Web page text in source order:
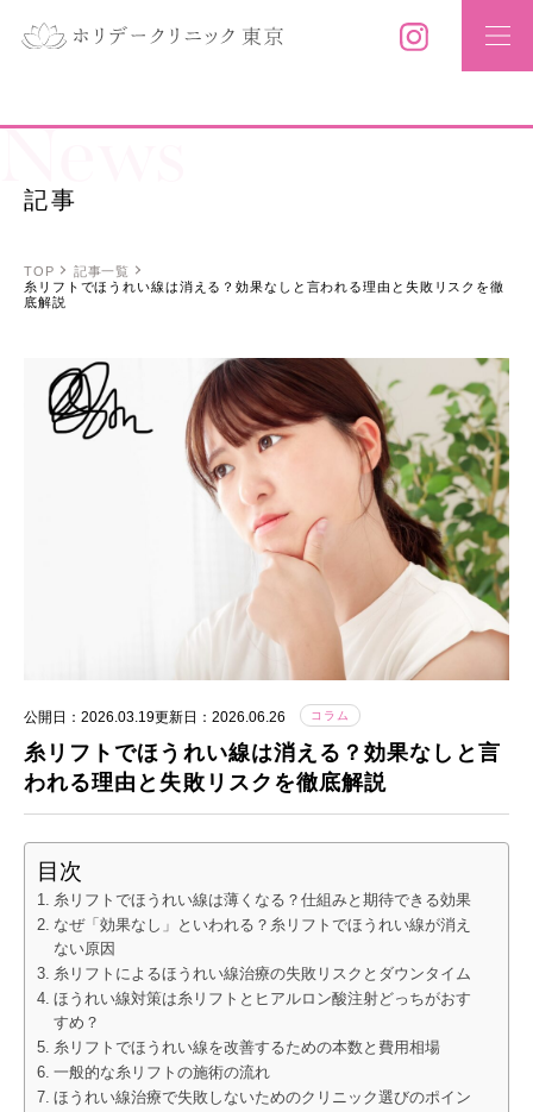
記事
TOP
記事一覧
糸リフトでほうれい線は消える？効果なしと言われる理由と失敗リスクを徹
底解説
公開日：2026.03.19更新日：2026.06.26 コラム
糸リフトでほうれい線は消える？効果なしと言
われる理由と失敗リスクを徹底解説
目次
糸リフトでほうれい線は薄くなる？仕組みと期待できる効果
なぜ「効果なし」といわれる？糸リフトでほうれい線が消え
ない原因
糸リフトによるほうれい線治療の失敗リスクとダウンタイム
ほうれい線対策は糸リフトとヒアルロン酸注射どっちがおす
すめ？
糸リフトでほうれい線を改善するための本数と費用相場
一般的な糸リフトの施術の流れ
ほうれい線治療で失敗しないためのクリニック選びのポイン